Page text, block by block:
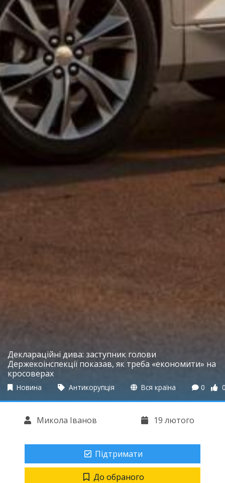
Деклараційні дива: заступник голови
Держекоінспекції показав, як треба «економити» на
кросоверах
Новина Антикорупція Вся країна 0
Микола Іванов 19 лютого
Підтримати
До обраного